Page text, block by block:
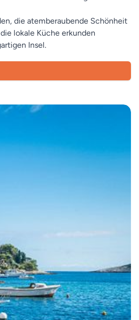
die atemberaubende Schönheit
lokale Küche erkunden
Insel.